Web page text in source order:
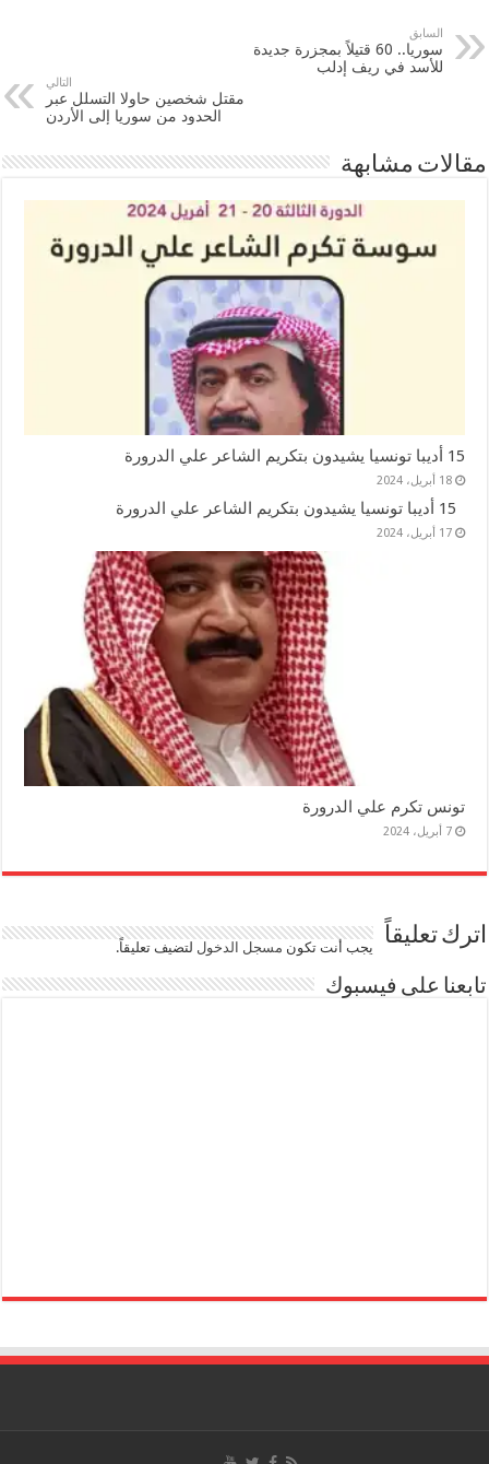
السابق
سوريا.. 60 قتيلاً بمجزرة جديدة
للأسد في ريف إدلب
التالي
مقتل شخصين حاولا التسلل عبر
الحدود من سوريا إلى الأردن
مقالات مشابهة
15 أديبا تونسيا يشيدون بتكريم الشاعر علي الدرورة
18 أبريل، 2024
17 أبريل، 2024
تونس تكرم علي الدرورة
7 أبريل، 2024
اترك تعليقاً يجب أنت تكون مسجل الدخوللتضيف تعليقاً.
تابعنا على فيسبوك